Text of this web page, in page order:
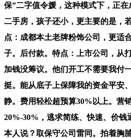
保”二字值令媛，这种模式下，正
二手房，孩子还小，更主要的是，
点：成都本土老牌粉饰公司，更适
子。后付款。特点：上市公司，从
加钱没筹议。他们开工不需要我付
挺。能从底子上保障我的资金平安
静。费用轻松超预算30%以上。营
20%-30%，逃求简练、快速、价钱
本人说？取保守公司雷同。拍着胸